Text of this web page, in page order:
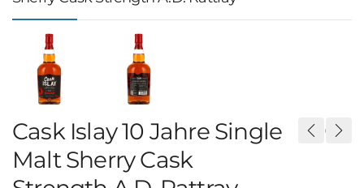
Cask Islay 10 Jahre Single
Malt Sherry Cask